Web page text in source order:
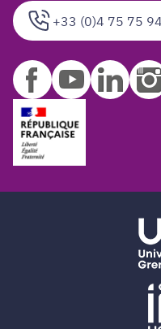
+33 (0)4 75 75